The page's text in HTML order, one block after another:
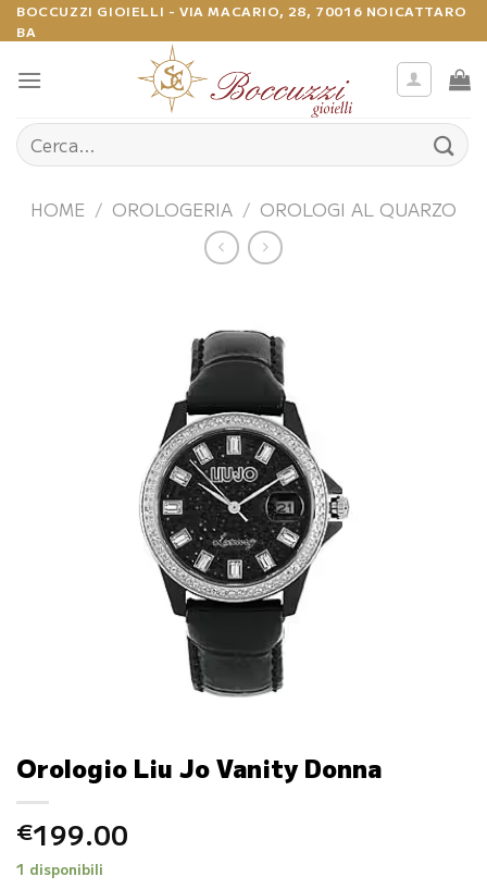
Salta
ai
contenuti
BOCCUZZI GIOIELLI - VIA MACARIO, 28, 70016 NOICATTARO
BA
Cerca:
HOME / OROLOGERIA / OROLOGI AL QUARZO
Orologio Liu Jo Vanity Donna
€199.00
1 disponibili